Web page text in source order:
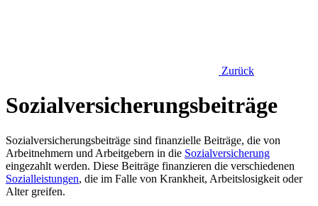
Zurück
Sozialversicherungsbeiträge
Sozialversicherungsbeiträge sind finanzielle Beiträge, die von
Arbeitnehmern und Arbeitgebern in die Sozialversicherung
eingezahlt werden. Diese Beiträge finanzieren die verschiedenen
Sozialleistungen, die im Falle von Krankheit, Arbeitslosigkeit oder
Alter greifen.